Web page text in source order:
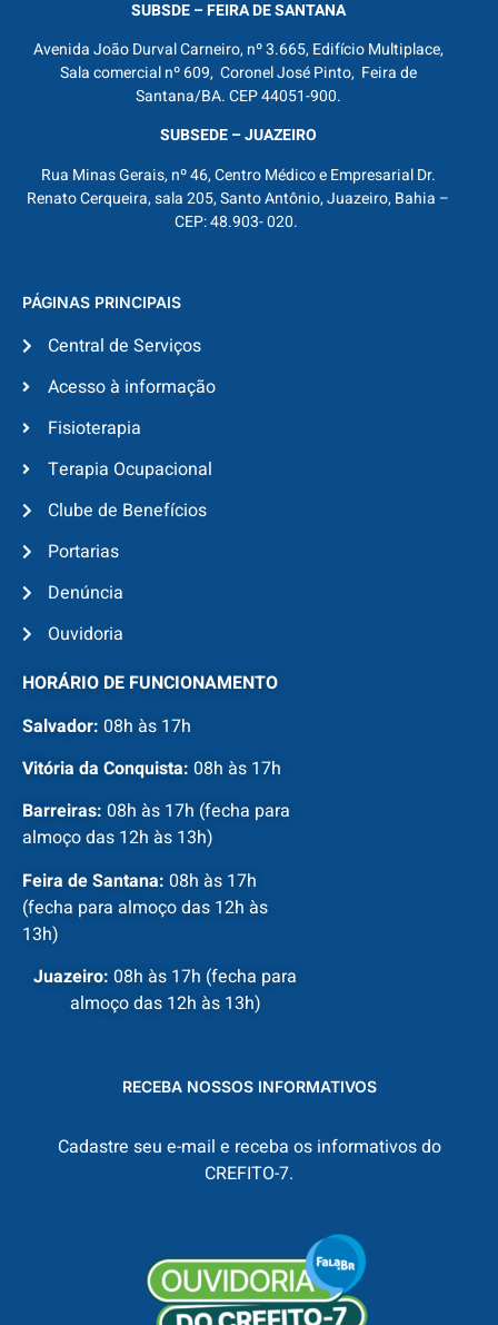
SUBSDE – FEIRA DE SANTANA
Avenida João Durval Carneiro, nº 3.665, Edifício Multiplace,
Sala comercial nº 609, Coronel José Pinto, Feira de
Santana/BA. CEP 44051-900.
SUBSEDE – JUAZEIRO
Rua Minas Gerais, nº 46, Centro Médico e Empresarial Dr.
Renato Cerqueira, sala 205, Santo Antônio, Juazeiro, Bahia –
CEP: 48.903- 020.
PÁGINAS PRINCIPAIS
Central de Serviços
Acesso à informação
Fisioterapia
Terapia Ocupacional
Clube de Benefícios
Portarias
Denúncia
Ouvidoria
HORÁRIO DE FUNCIONAMENTO
Salvador: 08h às 17h
Vitória da Conquista: 08h às 17h
Barreiras: 08h às 17h (fecha para
almoço das 12h às 13h)
Feira de Santana: 08h às 17h
(fecha para almoço das 12h às
13h)
Juazeiro: 08h às 17h (fecha para
almoço das 12h às 13h)
RECEBA NOSSOS INFORMATIVOS
Cadastre seu e-mail e receba os informativos do
CREFITO-7.